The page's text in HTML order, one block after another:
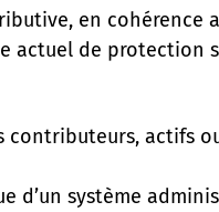
en cohérence
actuel de protection
actifs
d’un système